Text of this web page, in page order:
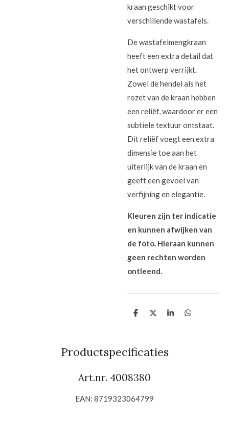
kraan geschikt voor
verschillende wastafels.
De wastafelmengkraan
heeft een extra detail dat
het ontwerp verrijkt.
Zowel de hendel als het
rozet van de kraan hebben
een reliëf, waardoor er een
subtiele textuur ontstaat.
Dit reliëf voegt een extra
dimensie toe aan het
uiterlijk van de kraan en
geeft een gevoel van
verfijning en elegantie.
Kleuren zijn ter indicatie
en kunnen afwijken van
de foto. Hieraan kunnen
geen rechten worden
ontleend.
D
n
D
S
D
Productspecificaties
Art.nr. 4008380
EAN: 8719323064799